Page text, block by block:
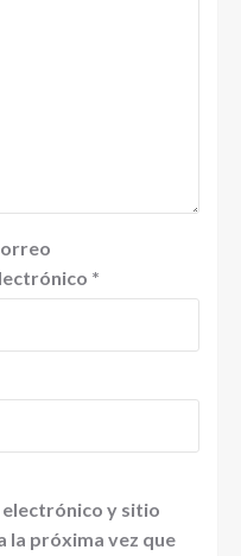
*
y sitio
la próxima vez que